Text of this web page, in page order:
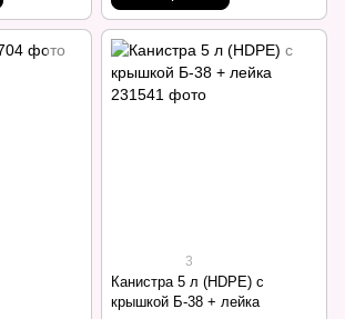
3
Канистра 5 л (HDPE) с
крышкой Б-38 + лейка